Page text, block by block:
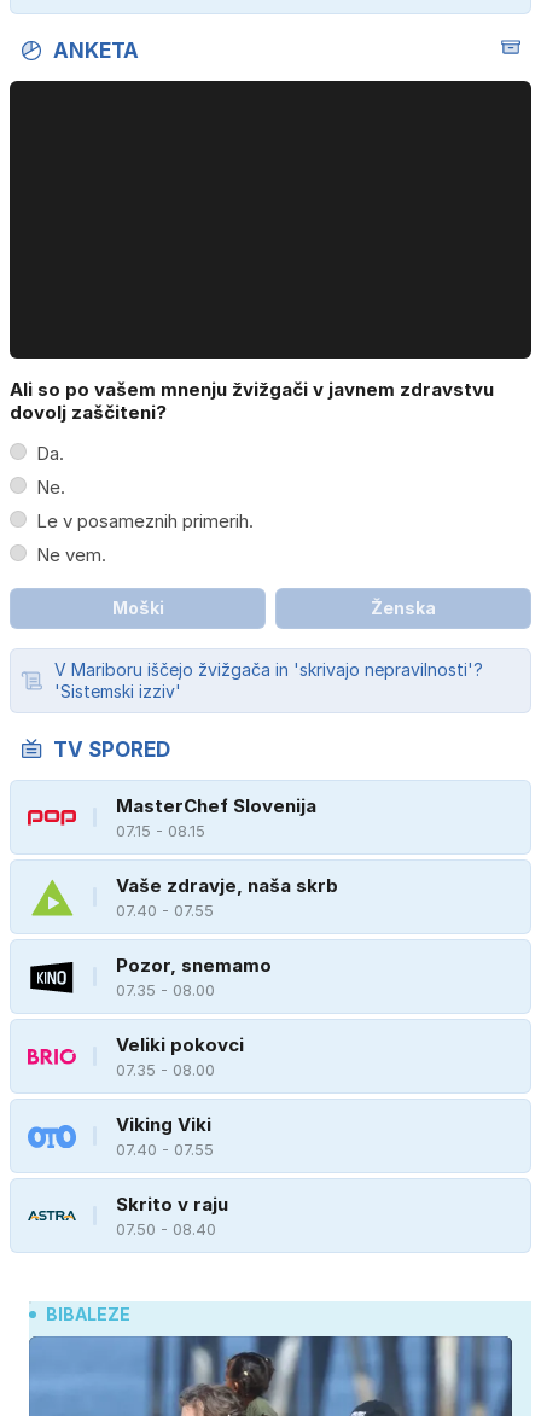
ANKETA
Ali so po vašem mnenju žvižgači v javnem zdravstvu
dovolj zaščiteni?
Da.
Ne.
Le v posameznih primerih.
Ne vem.
Moški Ženska
V Mariboru iščejo žvižgača in 'skrivajo nepravilnosti'?
'Sistemski izziv'
TV SPORED
MasterChef Slovenija
07.15 - 08.15
Vaše zdravje, naša skrb
07.40 - 07.55
Pozor, snemamo
07.35 - 08.00
Veliki pokovci
07.35 - 08.00
Viking Viki
07.40 - 07.55
Skrito v raju
07.50 - 08.40
BIBALEZE